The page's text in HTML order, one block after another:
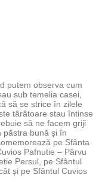
putem observa cum
sub temelia casei,
să se strice în zilele
târâtoare stau întinse
să ne facem griji
păstra bună și în
pe Sfânta
Pafnutie – Pârvu
Persul, pe Sfântul
și pe Sfântul Cuvios